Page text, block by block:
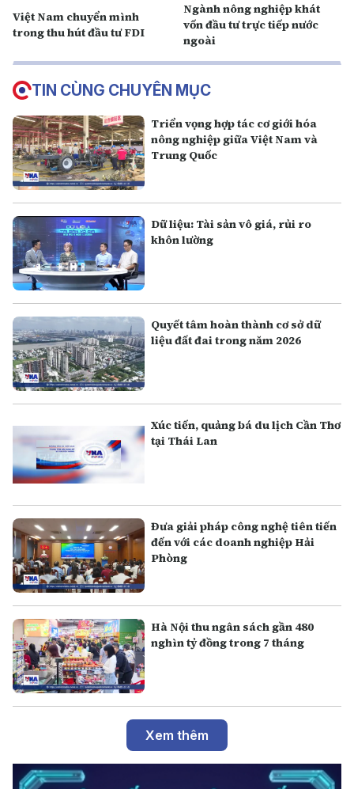
Việt Nam chuyển mình
trong thu hút đầu tư FDI
Ngành nông nghiệp khát
vốn đầu tư trực tiếp nước
ngoài
TIN CÙNG CHUYÊN MỤC
Triển vọng hợp tác cơ giới hóa
nông nghiệp giữa Việt Nam và
Trung Quốc
Dữ liệu: Tài sản vô giá, rủi ro
khôn lường
Quyết tâm hoàn thành cơ sở dữ
liệu đất đai trong năm 2026
Xúc tiến, quảng bá du lịch Cần Thơ
tại Thái Lan
Đưa giải pháp công nghệ tiên tiến
đến với các doanh nghiệp Hải
Phòng
Hà Nội thu ngân sách gần 480
nghìn tỷ đồng trong 7 tháng
Xem thêm